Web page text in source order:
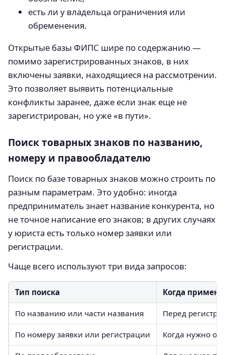
есть ли у владельца ограничения или
обременения.
Открытые базы ФИПС шире по содержанию —
помимо зарегистрированных знаков, в них
включены заявки, находящиеся на рассмотрении.
Это позволяет выявить потенциальные
конфликты заранее, даже если знак еще не
зарегистрирован, но уже «в пути».
Поиск товарных знаков по названию,
номеру и правообладателю
Поиск по базе товарных знаков можно строить по
разным параметрам. Это удобно: иногда
предприниматель знает название конкурента, но
не точное написание его знаков; в других случаях
у юриста есть только номер заявки или
регистрации.
Чаще всего используют три вида запросов:
Тип поиска Когда
По названию или части названия Перед
По номеру заявки или регистрации Когда нужно